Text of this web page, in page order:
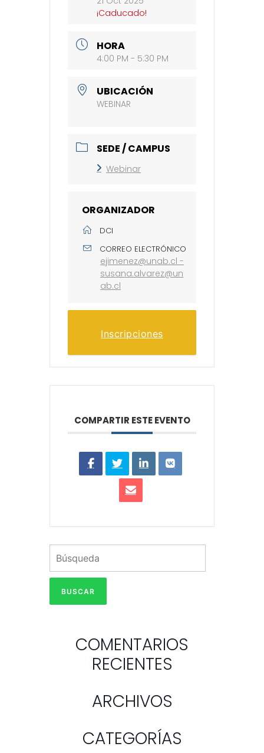
¡Caducado!
HORA
4:00 PM - 5:30 PM
UBICACIÓN
WEBINAR
SEDE / CAMPUS
Webinar
ORGANIZADOR
DCI
CORREO ELECTRÓNICO
ejimenez@unab.cl -
susana.alvarez@un
ab.cl
Inscripciones
COMPARTIR ESTE EVENTO
COMENTARIOS
RECIENTES
ARCHIVOS
CATEGORÍAS